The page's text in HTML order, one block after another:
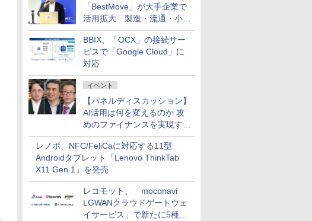
「BestMove」が大手企業で
活用拡大 製造・流通・小売
企業・広告代理店などが実装
フェーズへ
BBIX、「OCX」の接続サー
ビスで「Google Cloud」に
対応
イベント
【パネルディスカッション】
AI活用は何を変えるのか 攻
めのファイナンスを実現する
業務設計とマインドセット変
革
レノボ、NFC/FeliCaに対応する11型
Androidタブレット「Lenovo ThinkTab
X11 Gen 1」を発売
レコモット、「moconavi
LGWANクラウドゲートウェ
イサービス」で新たに5種類